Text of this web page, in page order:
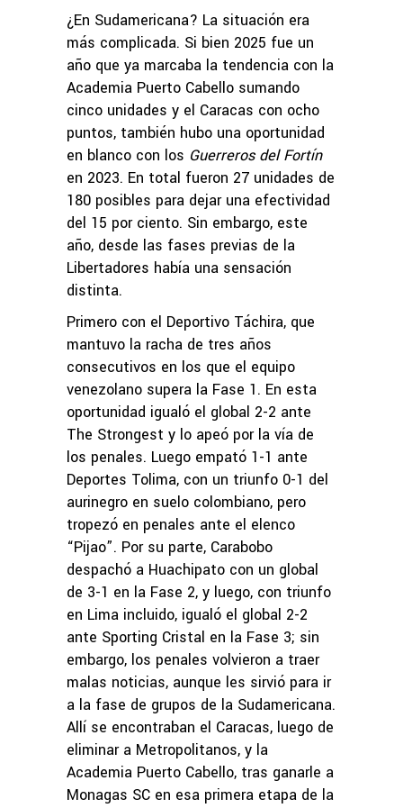
¿En Sudamericana? La situación era
más complicada. Si bien 2025 fue un
año que ya marcaba la tendencia con la
Academia Puerto Cabello sumando
cinco unidades y el Caracas con ocho
puntos, también hubo una oportunidad
en blanco con los Guerreros del Fortín
en 2023. En total fueron 27 unidades de
180 posibles para dejar una efectividad
del 15 por ciento. Sin embargo, este
año, desde las fases previas de la
Libertadores había una sensación
distinta.
Primero con el Deportivo Táchira, que
mantuvo la racha de tres años
consecutivos en los que el equipo
venezolano supera la Fase 1. En esta
oportunidad igualó el global 2-2 ante
The Strongest y lo apeó por la vía de
los penales. Luego empató 1-1 ante
Deportes Tolima, con un triunfo 0-1 del
aurinegro en suelo colombiano, pero
tropezó en penales ante el elenco
“Pijao”. Por su parte, Carabobo
despachó a Huachipato con un global
de 3-1 en la Fase 2, y luego, con triunfo
en Lima incluido, igualó el global 2-2
ante Sporting Cristal en la Fase 3; sin
embargo, los penales volvieron a traer
malas noticias, aunque les sirvió para ir
a la fase de grupos de la Sudamericana.
Allí se encontraban el Caracas, luego de
eliminar a Metropolitanos, y la
Academia Puerto Cabello, tras ganarle a
Monagas SC en esa primera etapa de la